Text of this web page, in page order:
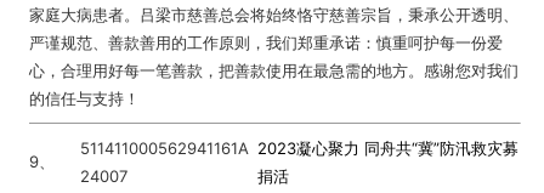
家庭大病患者。吕梁市慈善总会将始终恪守慈善宗旨，秉承公开透明、
严谨规范、善款善用的工作原则，我们郑重承诺：慎重呵护每一份爱
心，合理用好每一笔善款，把善款使用在最急需的地方。感谢您对我们
的信任与支持！
9、
511411000562941161A
24007
2023凝心聚力 同舟共“冀”防汛救灾募
捐活